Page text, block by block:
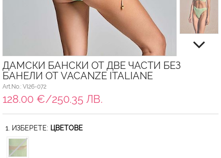
ДАМСКИ БАНСКИ ОТ ДВЕ ЧАСТИ БЕЗ
БАНЕЛИ ОТ VACANZE ITALIANE
Art.No.: VI26-072
128.00 €/250.35 ЛВ.
1. ИЗБЕРЕТЕ: ЦВЕТОВЕ